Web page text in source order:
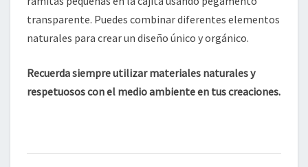
transparente. Puedes combinar diferentes elementos
naturales para crear un diseño único y orgánico.
Recuerda siempre utilizar materiales naturales y
respetuosos con el medio ambiente en tus creaciones.